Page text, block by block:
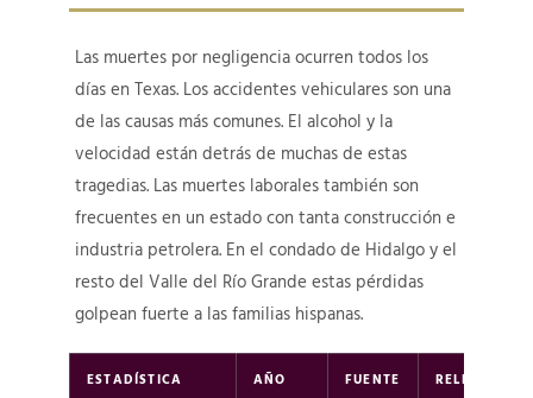
Las muertes por negligencia ocurren todos los
días en Texas. Los accidentes vehiculares son una
de las causas más comunes. El alcohol y la
velocidad están detrás de muchas de estas
tragedias. Las muertes laborales también son
frecuentes en un estado con tanta construcción e
industria petrolera. En el condado de Hidalgo y el
resto del Valle del Río Grande estas pérdidas
golpean fuerte a las familias hispanas.
ESTADÍSTICA AÑO FUENTE RELEVANCIA